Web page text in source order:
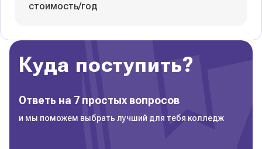
стоимость/год
Куда поступить?
Ответь на 7 простых вопросов
и мы поможем выбрать лучший для тебя колледж